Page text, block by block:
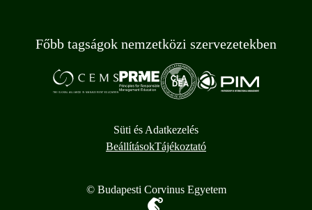
Főbb tagságok nemzetközi szervezetekben
Süti és Adatkezelés
BeállításokTájékoztató
© Budapesti Corvinus Egyetem